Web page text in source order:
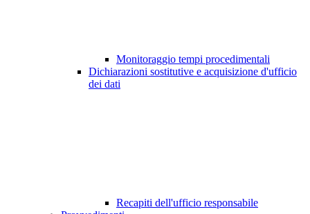
Monitoraggio tempi procedimentali
Dichiarazioni sostitutive e acquisizione d'ufficio
dei dati
Recapiti dell'ufficio responsabile